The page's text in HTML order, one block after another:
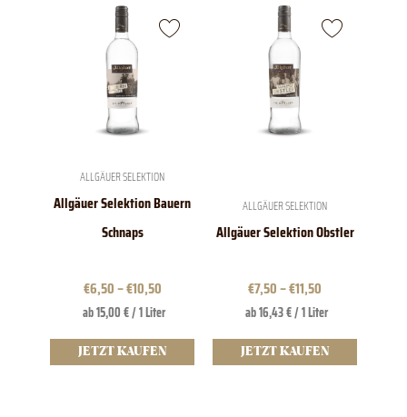
ALLGÄUER SELEKTION
Allgäuer Selektion Bauern
Schnaps
€6,50–€10,50
ab 15,00 € / 1 Liter
JETZT KAUFEN
Dieses
Produkt
weist
Varianten
auf.
Die
Optionen
können
der
gewählt
ALLGÄUER SELEKTION
Allgäuer Selektion Obstler
€7,50–€11,50
ab 16,43 € / 1 Liter
JETZT KAUFEN
Dieses
Produkt
weist
Varianten
auf.
Die
Optionen
können
gewählt